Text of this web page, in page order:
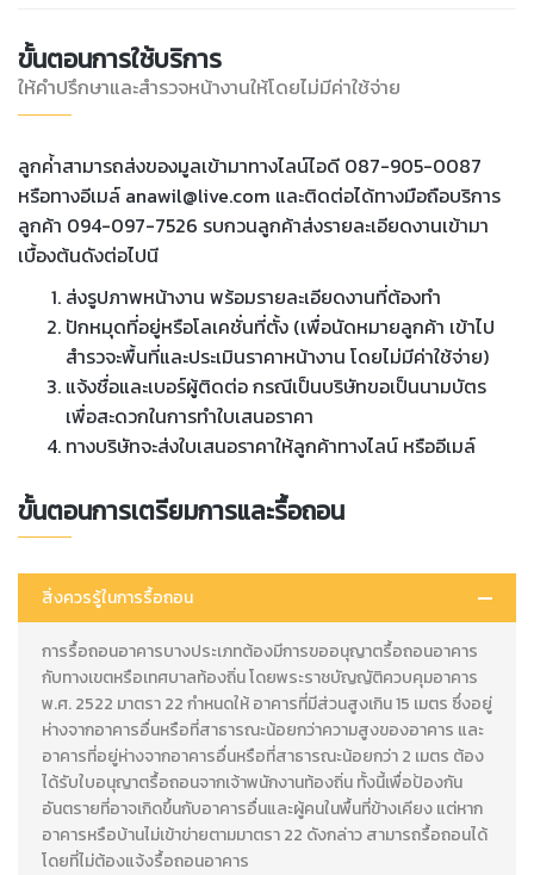
ขั้นตอนการใช้บริการ
ให้คำปรึกษาและสำรวจหน้างานให้โดยไม่มีค่าใช้จ่าย
ลูกค่้าสามารถส่งของมูลเข้ามาทางไลน์ไอดี 087-905-0087
หรือทางอีเมล์ anawil@live.com และติดต่อได้ทางมือถือบริการ
ลูกค้า 094-097-7526 รบกวนลูกค้าส่งรายละเอียดงานเข้ามา
เบื้องต้นดังต่อไปนี
ส่งรูปภาพหน้างาน พร้อมรายละเอียดงานที่ต้องทำ
ปักหมุดที่อยู่หรือโลเคชั่นที่ตั้ง (เพื่อนัดหมายลูกค้า เข้าไป
สำรวจะพื้นที่และประเมินราคาหน้างาน โดยไม่มีค่าใช้จ่าย)
แจ้งชื่อและเบอร์ผู้ติดต่อ กรณีเป็นบริษัทขอเป็นนามบัตร
เพื่อสะดวกในการทำใบเสนอราคา
ทางบริษัทจะส่งใบเสนอราคาให้ลูกค้าทางไลน์ หรืออีเมล์
ขั้นตอนการเตรียมการและรื้อถอน
สิ่งควรรู้ในการรื้อถอน
การรื้อถอนอาคารบางประเภทต้องมีการขออนุญาตรื้อถอนอาคาร
กับทางเขตหรือเทศบาลท้องถิ่น โดยพระราชบัญญัติควบคุมอาคาร
พ.ศ. 2522 มาตรา 22 กำหนดให้ อาคารที่มีส่วนสูงเกิน 15 เมตร ซึ่งอยู่
ห่างจากอาคารอื่นหรือที่สาธารณะน้อยกว่าความสูงของอาคาร และ
อาคารที่อยู่ห่างจากอาคารอื่นหรือที่สาธารณะน้อยกว่า 2 เมตร ต้อง
ได้รับใบอนุญาตรื้อถอนจากเจ้าพนักงานท้องถิ่น ทั้งนี้เพื่อป้องกัน
อันตรายที่อาจเกิดขึ้นกับอาคารอื่นและผู้คนในพื้นที่ข้างเคียง แต่หาก
อาคารหรือบ้านไม่เข้าข่ายตามมาตรา 22 ดังกล่าว สามารถรื้อถอนได้
โดยที่ไม่ต้องแจ้งรื้อถอนอาคาร